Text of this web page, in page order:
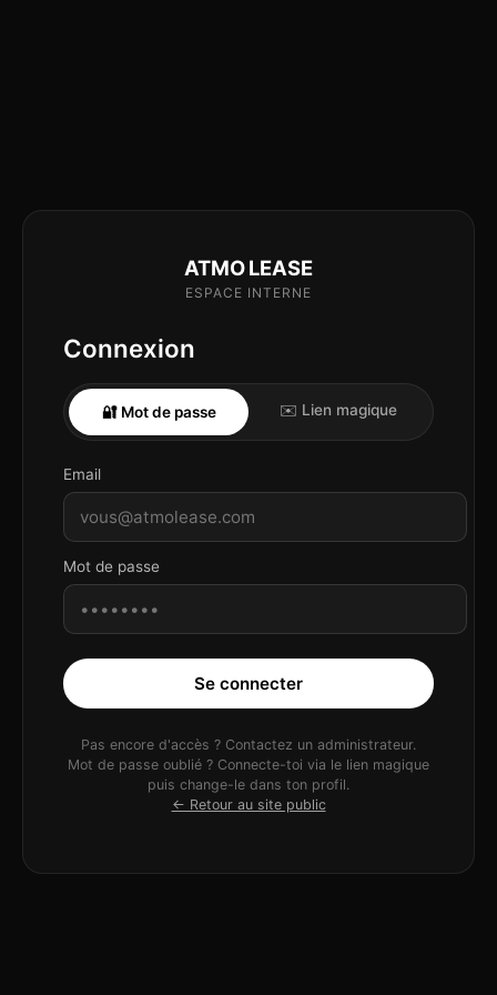
ATMO LEASE
ESPACE INTERNE
Connexion
🔐 Mot de passe ✉️ Lien magique
Email
Mot de passe
Se connecter
Pas encore d'accès ? Contactez un administrateur.
Mot de passe oublié ? Connecte-toi via le lien magique
puis change-le dans ton profil.
← Retour au site public